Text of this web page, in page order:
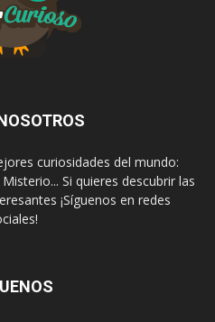
curiosidades del mundo:
Si quieres descubrir las
¡Síguenos en redes